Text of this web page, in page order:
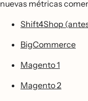
nuevas métricas
Shift4Shop
BigCommerce
Magento 1
Magento 2